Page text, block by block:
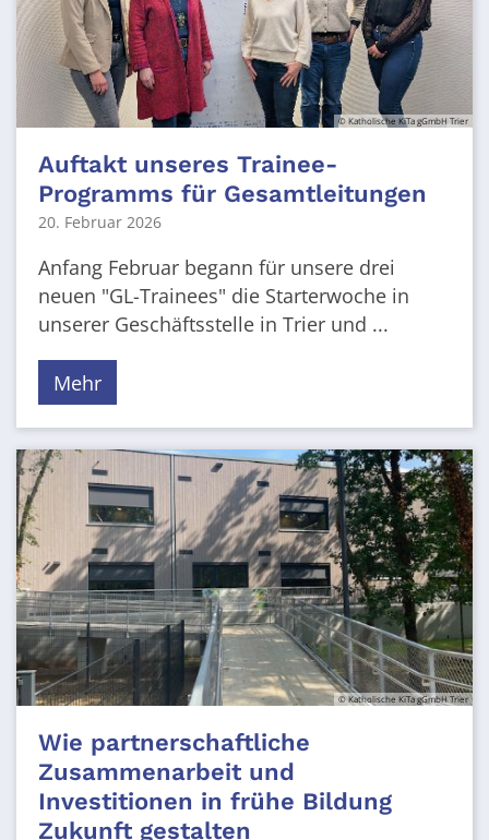
© Katholische KiTa gGmbH Trier
Auftakt unseres Trainee-
Programms für Gesamtleitungen
20. Februar 2026
Anfang Februar begann für unsere drei
neuen "GL-Trainees" die Starterwoche in
unserer Geschäftsstelle in Trier und ...
Mehr
© Katholische KiTa gGmbH Trier
Wie partnerschaftliche
Zusammenarbeit und
Investitionen in frühe Bildung
Zukunft gestalten